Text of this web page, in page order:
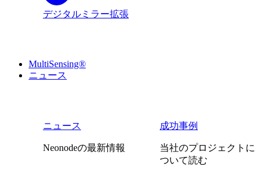
デジタルミラー拡張
MultiSensing®
ニュース
ニュース
Neonodeの最新情報
成功事例
当社のプロジェクトに
ついて読む